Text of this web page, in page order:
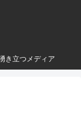
き立つメディア